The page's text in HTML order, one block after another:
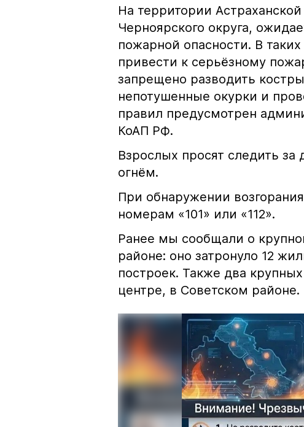
На территории
Черноярского округа,
пожарной опасности. В
привести к серьёзному
запрещено разводить
непотушенные окурки и
правил предусмотрен
КоАП РФ.
Взрослых просят следить
огнём.
При обнаружении
номерам «101» или «112».
Ранее мы сообщали о
районе: оно затронуло 12
построек. Также два крупных
центре, в Советском районе.